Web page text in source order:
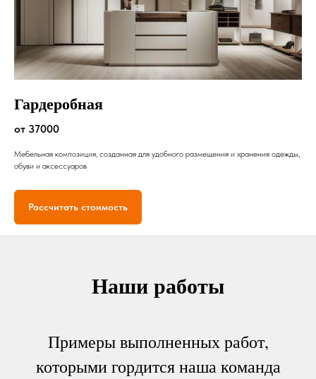
Гардеробная
от 37000
Мебельная композиция, созданная для удобного размещения и хранения одежды,
обуви и аксессуаров
Рассчитать стоимость
Наши работы
Примеры выполненных работ,
которыми гордится наша команда